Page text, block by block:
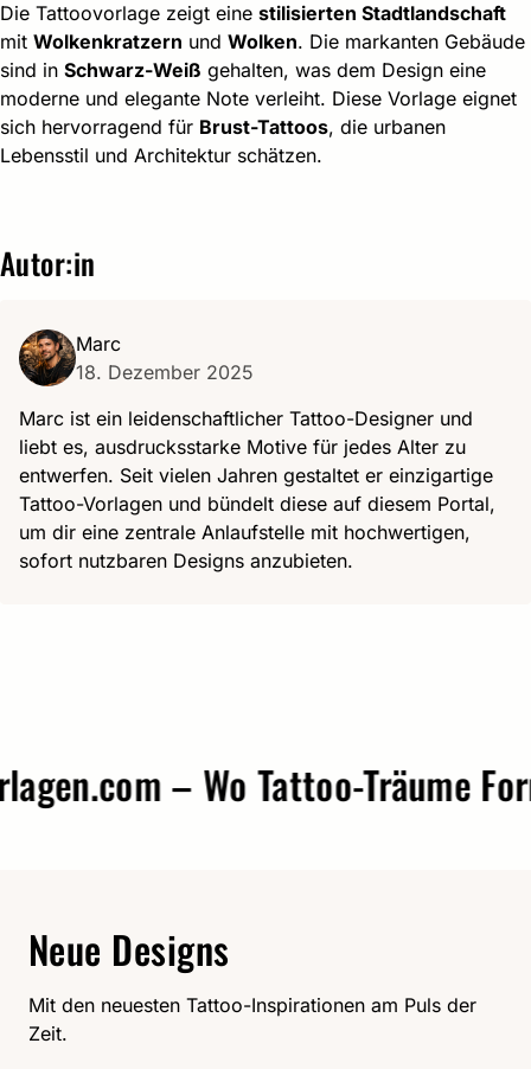
Die Tattoovorlage zeigt eine stilisierten Stadtlandschaft
mit Wolkenkratzern und Wolken. Die markanten Gebäude
sind in Schwarz-Weiß gehalten, was dem Design eine
moderne und elegante Note verleiht. Diese Vorlage eignet
sich hervorragend für Brust-Tattoos, die urbanen
Lebensstil und Architektur schätzen.
Autor:in
Marc
18. Dezember 2025
Marc ist ein leidenschaftlicher Tattoo-Designer und
liebt es, ausdrucksstarke Motive für jedes Alter zu
entwerfen. Seit vielen Jahren gestaltet er einzigartige
Tattoo-Vorlagen und bündelt diese auf diesem Portal,
um dir eine zentrale Anlaufstelle mit hochwertigen,
sofort nutzbaren Designs anzubieten.
– Wo Tattoo-Träume Form
Neue Designs
Mit den neuesten Tattoo-Inspirationen am Puls der
Zeit.